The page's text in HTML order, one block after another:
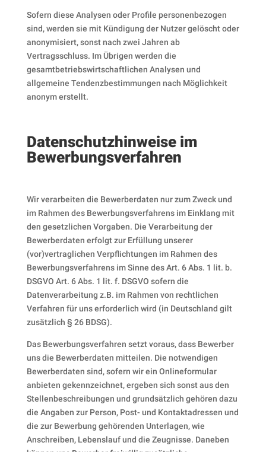
Sofern diese Analysen oder Profile personenbezogen
sind, werden sie mit Kündigung der Nutzer gelöscht oder
anonymisiert, sonst nach zwei Jahren ab
Vertragsschluss. Im Übrigen werden die
gesamtbetriebswirtschaftlichen Analysen und
allgemeine Tendenzbestimmungen nach Möglichkeit
anonym erstellt.
Datenschutzhinweise im
Bewerbungsverfahren
Wir verarbeiten die Bewerberdaten nur zum Zweck und
im Rahmen des Bewerbungsverfahrens im Einklang mit
den gesetzlichen Vorgaben. Die Verarbeitung der
Bewerberdaten erfolgt zur Erfüllung unserer
(vor)vertraglichen Verpflichtungen im Rahmen des
Bewerbungsverfahrens im Sinne des Art. 6 Abs. 1 lit. b.
DSGVO Art. 6 Abs. 1 lit. f. DSGVO sofern die
Datenverarbeitung z.B. im Rahmen von rechtlichen
Verfahren für uns erforderlich wird (in Deutschland gilt
zusätzlich § 26 BDSG).
Das Bewerbungsverfahren setzt voraus, dass Bewerber
uns die Bewerberdaten mitteilen. Die notwendigen
Bewerberdaten sind, sofern wir ein Onlineformular
anbieten gekennzeichnet, ergeben sich sonst aus den
Stellenbeschreibungen und grundsätzlich gehören dazu
die Angaben zur Person, Post- und Kontaktadressen und
die zur Bewerbung gehörenden Unterlagen, wie
Anschreiben, Lebenslauf und die Zeugnisse. Daneben